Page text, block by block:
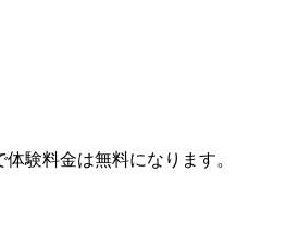
験料金は無料になります。